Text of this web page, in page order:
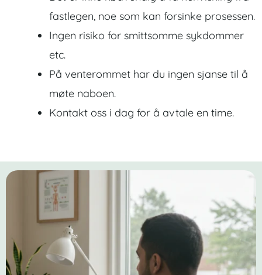
fastlegen, noe som kan forsinke prosessen.
Ingen risiko for smittsomme sykdommer
etc.
På venterommet har du ingen sjanse til å
møte naboen.
Kontakt oss i dag for å avtale en time.